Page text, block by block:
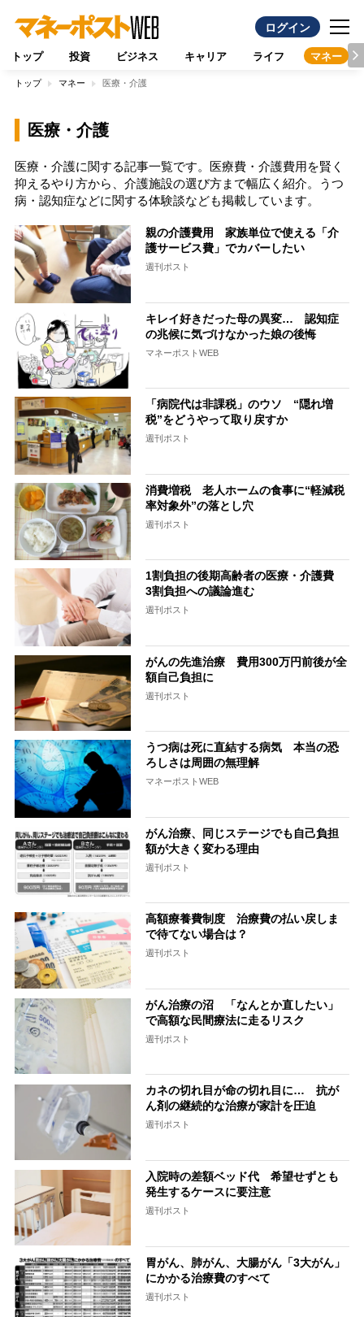
ログイン
トップ 投資 ビジネス キャリア ライフ マネー
トップ マネー 医療・介護
医療・介護
医療・介護に関する記事一覧です。医療費・介護費用を賢く
抑えるやり方から、介護施設の選び方まで幅広く紹介。うつ
病・認知症などに関する体験談なども掲載しています。
親の介護費用 家族単位で使える「介
護サービス費」でカバーしたい
週刊ポスト
キレイ好きだった母の異変… 認知症
の兆候に気づけなかった娘の後悔
マネーポストWEB
「病院代は非課税」のウソ “隠れ増
税”をどうやって取り戻すか
週刊ポスト
消費増税 老人ホームの食事に“軽減税
率対象外”の落とし穴
週刊ポスト
1割負担の後期高齢者の医療・介護費
3割負担への議論進む
週刊ポスト
がんの先進治療 費用300万円前後が全
額自己負担に
週刊ポスト
うつ病は死に直結する病気 本当の恐
ろしさは周囲の無理解
マネーポストWEB
がん治療、同じステージでも自己負担
額が大きく変わる理由
週刊ポスト
高額療養費制度 治療費の払い戻しま
で待てない場合は？
週刊ポスト
がん治療の沼 「なんとか直したい」
で高額な民間療法に走るリスク
週刊ポスト
カネの切れ目が命の切れ目に… 抗が
ん剤の継続的な治療が家計を圧迫
週刊ポスト
入院時の差額ベッド代 希望せずとも
発生するケースに要注意
週刊ポスト
胃がん、肺がん、大腸がん「3大がん」
にかかる治療費のすべて
週刊ポスト